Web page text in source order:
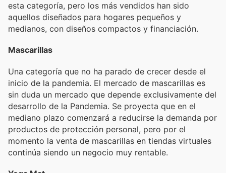
esta categoría, pero los más vendidos han sido
aquellos diseñados para hogares pequeños y
medianos, con diseños compactos y financiación.
Mascarillas
Una categoría que no ha parado de crecer desde el
inicio de la pandemia. El mercado de mascarillas es
sin duda un mercado que depende exclusivamente del
desarrollo de la Pandemia. Se proyecta que en el
mediano plazo comenzará a reducirse la demanda por
productos de protección personal, pero por el
momento la venta de mascarillas en tiendas virtuales
continúa siendo un negocio muy rentable.